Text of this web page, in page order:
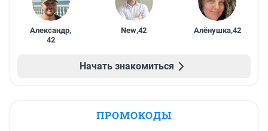
Александр,
42
New,42 Алёнушка,42
Начать знакомиться
ПРОМОКОДЫ